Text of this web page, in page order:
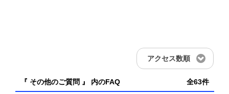
アクセス数順
『 その他のご質問 』 内のFAQ 全63件